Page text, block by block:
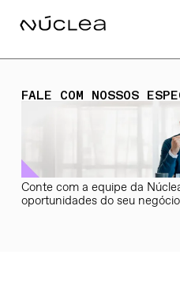
FALE COM NOSSOS
Conte com a equipe da
oportunidades do seu